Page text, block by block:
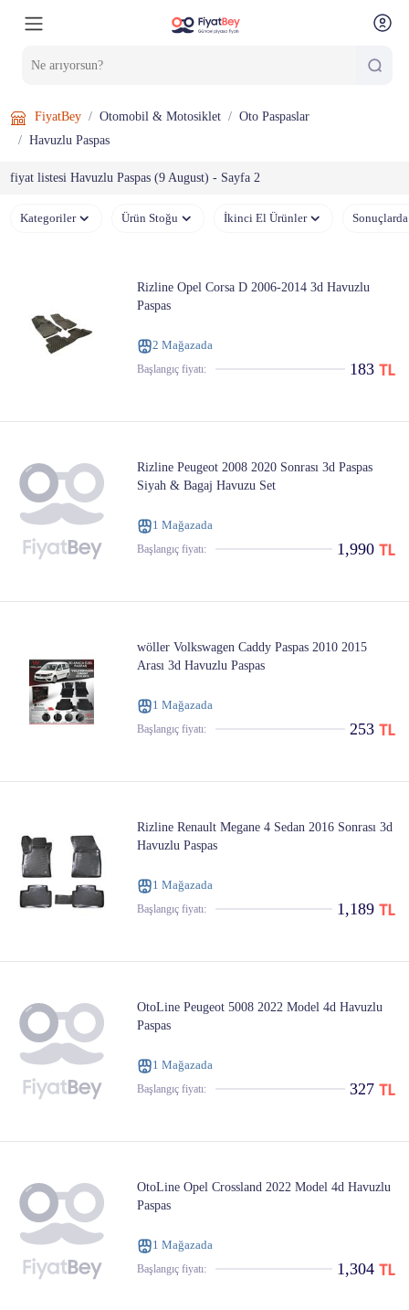
FiyatBey Otomobil & Motosiklet
Oto Paspaslar
Havuzlu Paspas
fiyat listesi Havuzlu Paspas (9 August) - Sayfa 2
Kategoriler Ürün Stoğu İkinci El Ürünler
Rizline Opel Corsa D 2006-2014 3d Havuzlu
Paspas
2 Mağazada
Başlangıç ​​fiyatı: 183
Rizline Peugeot 2008 2020 Sonrası 3d Paspas
Siyah & Bagaj Havuzu Set
1 Mağazada
Başlangıç ​​fiyatı: 1,990
wöller Volkswagen Caddy Paspas 2010 2015
Arası 3d Havuzlu Paspas
1 Mağazada
Başlangıç ​​fiyatı: 253
Rizline Renault Megane 4 Sedan 2016 Sonrası 3d
Havuzlu Paspas
1 Mağazada
Başlangıç ​​fiyatı: 1,189
OtoLine Peugeot 5008 2022 Model 4d Havuzlu
Paspas
1 Mağazada
Başlangıç ​​fiyatı: 327
OtoLine Opel Crossland 2022 Model 4d Havuzlu
Paspas
1 Mağazada
Başlangıç ​​fiyatı: 1,304